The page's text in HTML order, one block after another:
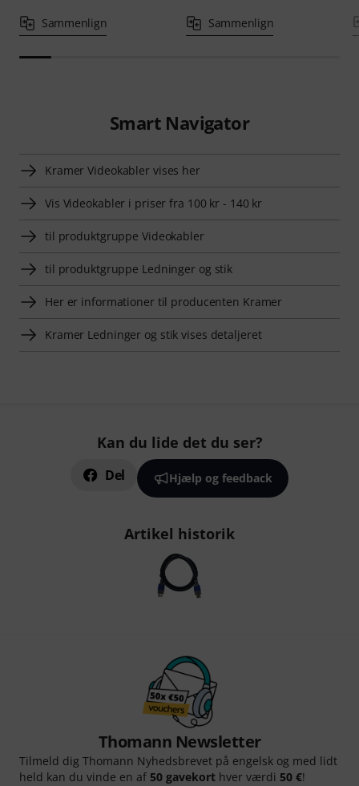
Sammenlign Sammenlign
Smart Navigator
Kramer Videokabler vises her
Vis Videokabler i priser fra 100 kr - 140 kr
til produktgruppe Videokabler
til produktgruppe Ledninger og stik
Her er informationer til producenten Kramer
Kramer Ledninger og stik vises detaljeret
Kan du lide det du ser?
Del Hjælp og feedback
Artikel historik
Thomann Newsletter
Tilmeld dig Thomann Nyhedsbrevet på engelsk og med lidt
held kan du vinde en af 50 gavekort hver værdi 50 €!